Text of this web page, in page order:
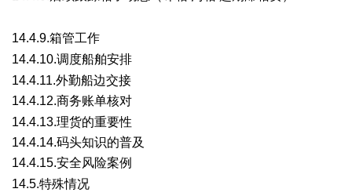
14.4.9.箱管工作
14.4.10.调度船舶安排
14.4.11.外勤船边交接
14.4.12.商务账单核对
14.4.13.理货的重要性
14.4.14.码头知识的普及
14.4.15.安全风险案例
14.5.特殊情况